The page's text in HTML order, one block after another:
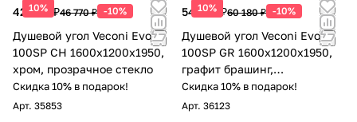
10%
42 093 ₽46 770 ₽ -10%
Душевой угол Veconi Evo
100SP CH 1600х1200x1950,
хром, прозрачное стекло
Скидка 10% в подарок!
Арт. 35853
10%
54 162 ₽60 180 ₽ -10%
Душевой угол Veconi Evo
100SP GR 1600х1200x1950,
графит брашинг,
тонированное стекло
Скидка 10% в подарок!
Арт. 36123